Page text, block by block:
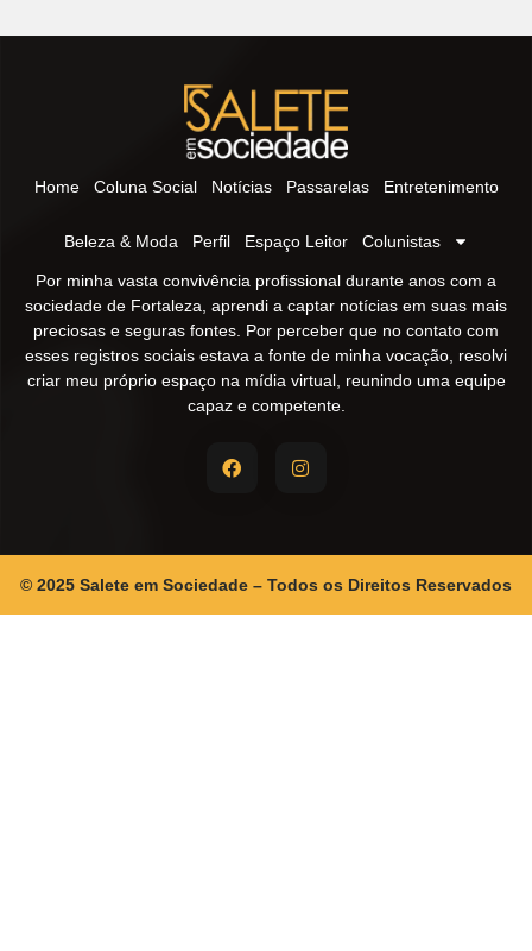
Home Coluna Social Notícias Passarelas Entretenimento
Beleza & Moda Perfil Espaço Leitor Colunistas
Por minha vasta convivência profissional durante anos com a
sociedade de Fortaleza, aprendi a captar notícias em suas mais
preciosas e seguras fontes. Por perceber que no contato com
esses registros sociais estava a fonte de minha vocação, resolvi
criar meu próprio espaço na mídia virtual, reunindo uma equipe
capaz e competente.
© 2025 Salete em Sociedade – Todos os Direitos Reservados